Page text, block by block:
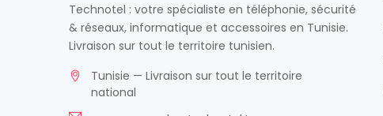
Technotel : votre spécialiste en téléphonie, sécurité
& réseaux, informatique et accessoires en Tunisie.
Livraison sur tout le territoire tunisien.
Tunisie — Livraison sur tout le territoire
national